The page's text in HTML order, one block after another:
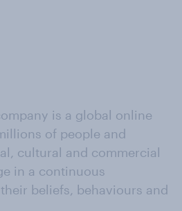
is a global online
of people and
cultural and commercial
in a continuous
beliefs, behaviours and